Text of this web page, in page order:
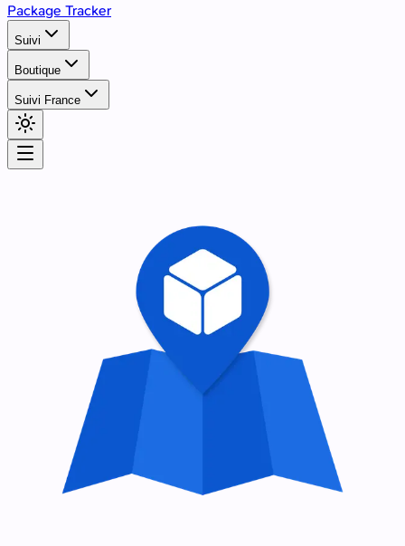
Package Tracker
Suivi
Boutique
Suivi France